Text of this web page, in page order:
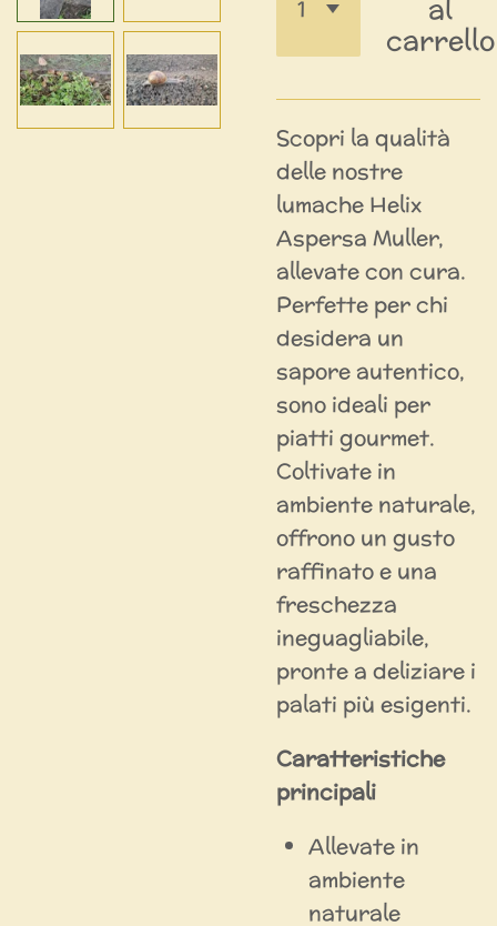
al
carrello
Scopri la qualità
delle nostre
lumache Helix
Aspersa Muller,
allevate con cura.
Perfette per chi
desidera un
sapore autentico,
sono ideali per
piatti gourmet.
Coltivate in
ambiente naturale,
offrono un gusto
raffinato e una
freschezza
ineguagliabile,
pronte a deliziare i
palati più esigenti.
Caratteristiche
principali
Allevate in
ambiente
naturale